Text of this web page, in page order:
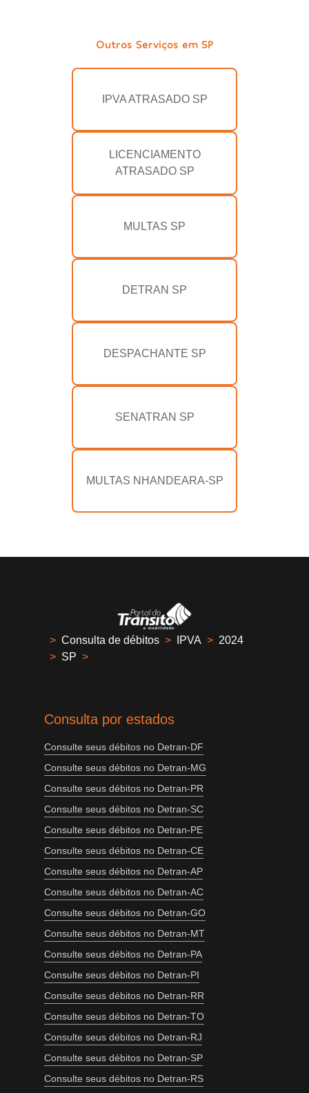
Outros Serviços em SP
IPVA ATRASADO SP
LICENCIAMENTO
ATRASADO SP
MULTAS SP
DETRAN SP
DESPACHANTE SP
SENATRAN SP
MULTAS NHANDEARA-SP
> Consulta de débitos > IPVA > 2024
> SP >
Consulta por estados
Consulte seus débitos no Detran-DF
Consulte seus débitos no Detran-MG
Consulte seus débitos no Detran-PR
Consulte seus débitos no Detran-SC
Consulte seus débitos no Detran-PE
Consulte seus débitos no Detran-CE
Consulte seus débitos no Detran-AP
Consulte seus débitos no Detran-AC
Consulte seus débitos no Detran-GO
Consulte seus débitos no Detran-MT
Consulte seus débitos no Detran-PA
Consulte seus débitos no Detran-PI
Consulte seus débitos no Detran-RR
Consulte seus débitos no Detran-TO
Consulte seus débitos no Detran-RJ
Consulte seus débitos no Detran-SP
Consulte seus débitos no Detran-RS